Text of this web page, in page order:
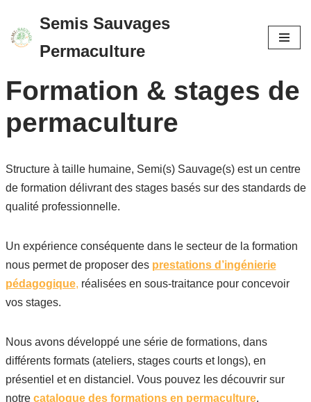
Aller
Semis Sauvages
Permaculture
Formation & stages de
permaculture
Structure à taille humaine, Semi(s) Sauvage(s) est un centre
de formation délivrant des stages basés sur des standards de
qualité professionnelle.
Un expérience conséquente dans le secteur de la formation
nous permet de proposer des prestations d’ingénierie
pédagogique, réalisées en sous-traitance pour concevoir
vos stages.
Nous avons développé une série de formations, dans
différents formats (ateliers, stages courts et longs), en
présentiel et en distanciel. Vous pouvez les découvrir sur
notre catalogue des formations en permaculture.